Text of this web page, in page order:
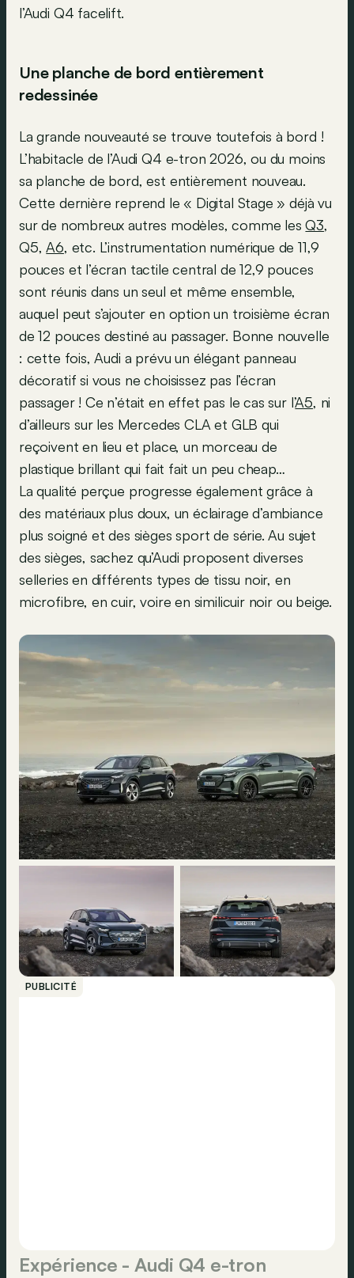
l’Audi Q4 facelift.
Une planche de bord entièrement
redessinée
La grande nouveauté se trouve toutefois à bord !
L’habitacle de l’Audi Q4 e-tron 2026, ou du moins
sa planche de bord, est entièrement nouveau.
Cette dernière reprend le « Digital Stage » déjà vu
sur de nombreux autres modèles, comme lesQ3,
Q5,A6, etc. L’instrumentation numérique de 11,9
pouces et l’écran tactile central de 12,9 pouces
sont réunis dans un seul et même ensemble,
auquel peut s’ajouter en option un troisième écran
de 12 pouces destiné au passager. Bonne nouvelle
: cette fois, Audi a prévu un élégant panneau
décoratif si vous ne choisissez pas l’écran
passager ! Ce n’était en effet pas le cas sur l’A5, ni
d’ailleurs sur les Mercedes CLA et GLB qui
reçoivent en lieu et place, un morceau de
plastique brillant qui fait fait un peu cheap…
La qualité perçue progresse également grâce à
des matériaux plus doux, un éclairage d’ambiance
plus soigné et des sièges sport de série. Au sujet
des sièges, sachez qu’Audi proposent diverses
selleries en différents types de tissu noir, en
microfibre, en cuir, voire en similicuir noir ou beige.
PUBLICITÉ
Expérience - Audi Q4 e-tron